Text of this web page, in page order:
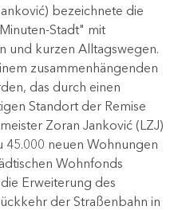
bezeichnete die
Stadt" mit
und kurzen Alltagswegen.
zusammenhängenden
das durch einen
Standort der Remise
Zoran Janković (LZJ)
45.000 neuen Wohnungen
Wohnfonds
Erweiterung des
der Straßenbahn in